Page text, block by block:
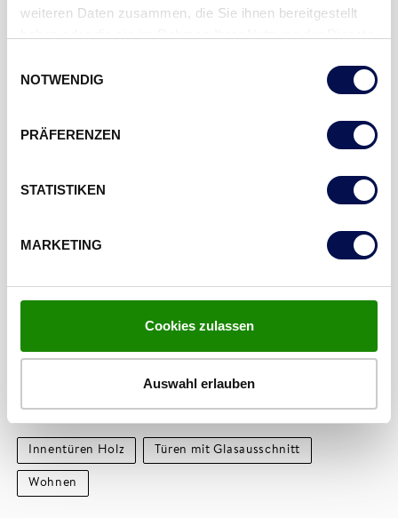
weiteren Daten zusammen, die Sie ihnen bereitgestellt
NOTWENDIG
PRÄFERENZEN
STATISTIKEN
MARKETING
Cookies zulassen
Auswahl erlauben
LESEN SIE WEITER
MODERN RUSTIKAL – WUNDERBAR
THEMEN
Innentüren Holz Türen mit Glasausschnitt
Wohnen